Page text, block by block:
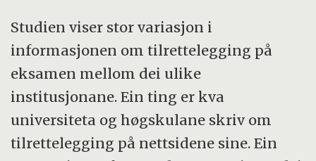
Studien viser stor variasjon i
informasjonen om tilrettelegging på
eksamen mellom dei ulike
institusjonane. Ein ting er kva
universiteta og høgskulane skriv om
tilrettelegging på nettsidene sine. Ein